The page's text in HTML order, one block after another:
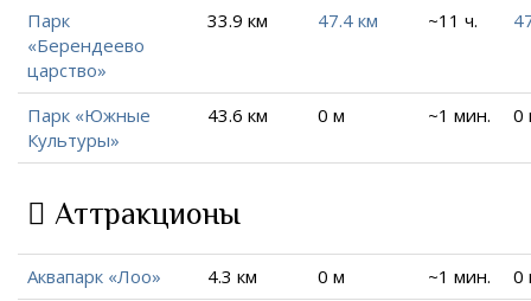
Парк
«Берендеево
царство»
33.9 км 47.4 км ~11 ч.
Парк «Южные
Культуры»
43.6 км 0 м ~1 мин. 0
Аттракционы
Аквапарк «Лоо» 4.3 км 0 м ~1 мин.
0